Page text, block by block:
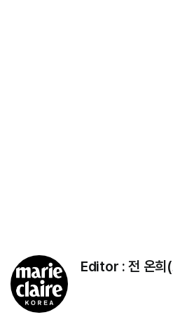
Editor :전 온희